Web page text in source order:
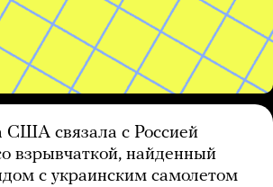
США связала с Россией
взрывчаткой, найденный
с украинским самолетом